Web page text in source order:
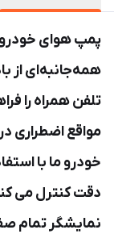
همه‌جانبه‌ای از
تلفن همراه را
مواقع اضطراری
خودرو ما با
دقت کنترل می